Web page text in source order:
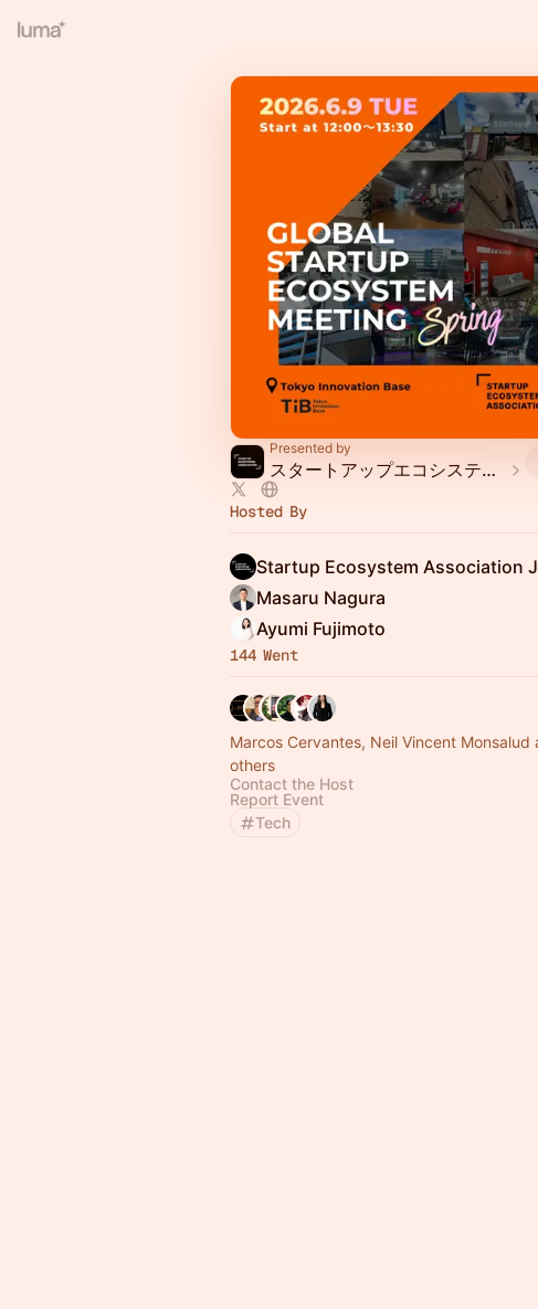
Presented by
​​スタートアップエコシステム協会 | Startup Ecosystem Association Japan
Hosted By
Masaru Nagura
Ayumi Fujimoto
144 Went
Marcos Cervantes, Neil Vincent Monsalud
others
Contact the Host
Report Event
Tech